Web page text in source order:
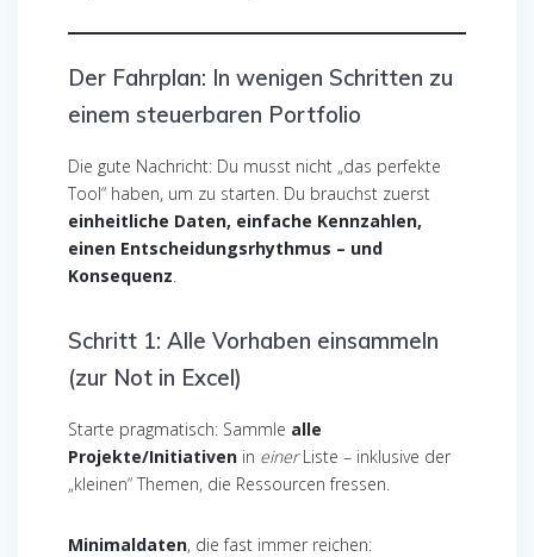
Der Fahrplan: In wenigen Schritten zu
einem steuerbaren Portfolio
Die gute Nachricht: Du musst nicht „das perfekte
Tool“ haben, um zu starten. Du brauchst zuerst
einheitliche Daten, einfache Kennzahlen,
einen Entscheidungsrhythmus – und
Konsequenz.
Schritt 1: Alle Vorhaben einsammeln
(zur Not in Excel)
Starte pragmatisch: Sammle alle
Projekte/Initiativen in einerListe – inklusive der
„kleinen“ Themen, die Ressourcen fressen.
Minimaldaten, die fast immer reichen: